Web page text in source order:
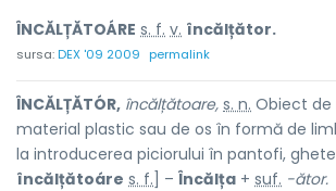
ÎNCĂLȚĂTOÁRE s. f. v. încălțător.
sursa:DEX '09 2009 permalink
ÎNCĂLȚĂTÓR, încălțătoare, s. n. Obiect de
material plastic sau de os în formă de
la introducerea piciorului în pantofi, ghete
încălțătoáre s. f. ] – Încălța + suf. -ător.